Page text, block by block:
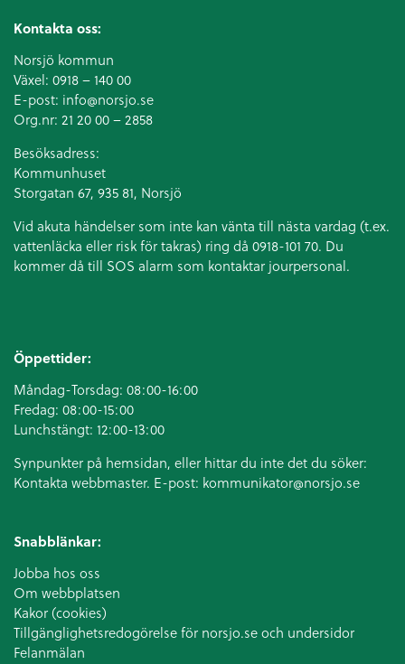
Kontakta oss:
Norsjö kommun
Växel: 0918 – 140 00
E-post: info@norsjo.se
Org.nr: 21 20 00 – 2858
Besöksadress:
Kommunhuset
Storgatan 67, 935 81, Norsjö
Vid akuta händelser som inte kan vänta till nästa vardag (t.ex.
vattenläcka eller risk för takras) ring då 0918-101 70. Du
kommer då till SOS alarm som kontaktar jourpersonal.
Öppettider:
Måndag-Torsdag: 08:00-16:00
Fredag: 08:00-15:00
Lunchstängt: 12:00-13:00
Synpunkter på hemsidan, eller hittar du inte det du söker:
Kontakta webbmaster. E-post: kommunikator@norsjo.se
Snabblänkar:
Jobba hos oss
Om webbplatsen
Kakor (cookies)
Tillgänglighetsredogörelse för norsjo.se och undersidor
Felanmälan